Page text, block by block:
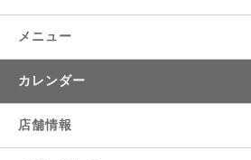
メニュー
カレンダー
店舗情報